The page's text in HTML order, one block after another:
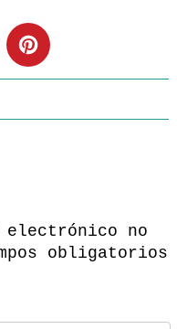
electrónico no
obligatorios